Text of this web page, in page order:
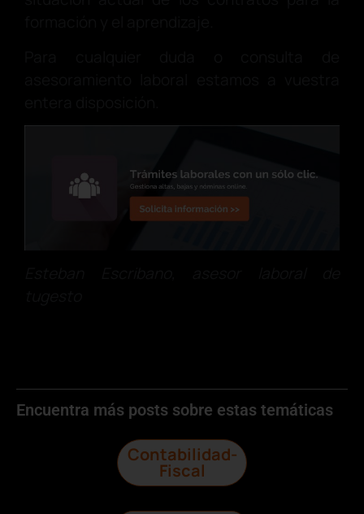
Encuentra más posts sobre estas temáticas
Contabilidad-
Fiscal